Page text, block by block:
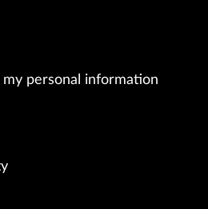
personal information